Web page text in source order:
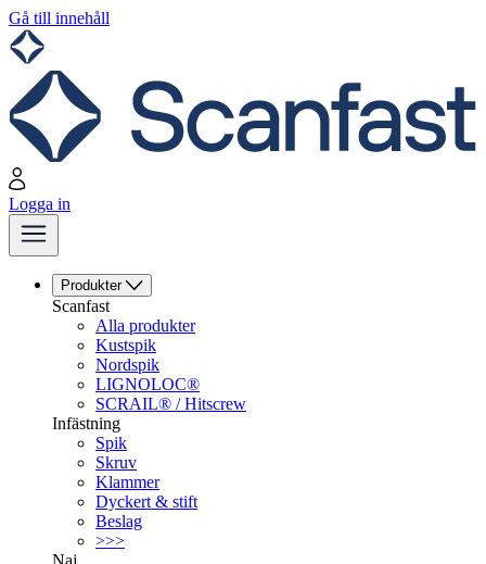
Gå till innehåll
Logga in
Produkter
Scanfast
Alla produkter
Kustspik
Nordspik
LIGNOLOC®
SCRAIL® / Hitscrew
Infästning
Spik
Skruv
Klammer
Dyckert & stift
Beslag
>>>
Naj